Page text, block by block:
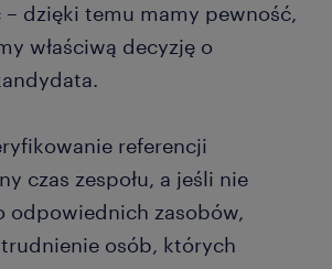
dzięki temu mamy pewność,
właściwą decyzję o
referencji
czas zespołu, a jeśli nie
odpowiednich zasobów,
osób, których